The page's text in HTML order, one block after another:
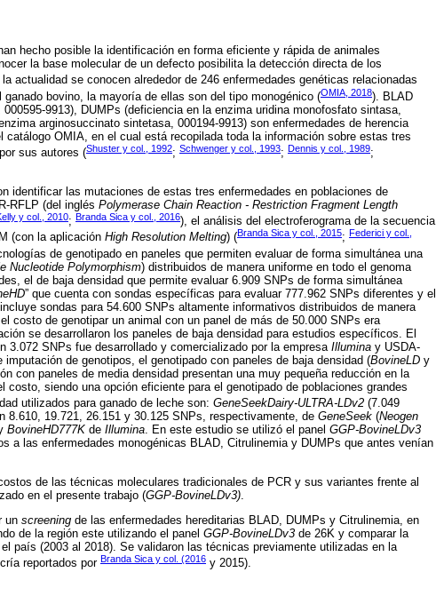
hecho posible la identificación en forma eficiente y rápida de animales
la base molecular de un defecto posibilita la detección directa de los
la actualidad se conocen alrededor de 246 enfermedades genéticas relacionadas
bovino, la mayoría de ellas son del tipo monogénico (OMIA, 2018). BLAD
9913), DUMPs (deficiencia en la enzima uridina monofosfato sintasa,
arginosuccinato sintetasa, 000194-9913) son enfermedades de herencia
OMIA, en el cual está recopilada toda la información sobre estas tres
sus autores (Shuster y col., 1992; Schwenger y col., 1993; Dennis y col., 1989;
identificar las mutaciones de estas tres enfermedades en poblaciones de
RFLP (del inglés Polymerase Chain Reaction - Restriction Fragment Length
y col., 2010; Branda Sica y col., 2016), el análisis del electroferograma de la secuencia
(con la aplicación High Resolution Melting) (Branda Sica y col., 2015; Federici y col.,
de genotipado en paneles que permiten evaluar de forma simultánea una
Nucleotide Polymorphism) distribuidos de manera uniforme en todo el genoma
el de baja densidad que permite evaluar 6.909 SNPs de forma simultánea
” que cuenta con sondas específicas para evaluar 777.962 SNPs diferentes y el
sondas para 54.600 SNPs altamente informativos distribuidos de manera
costo de genotipar un animal con un panel de más de 50.000 SNPs era
se desarrollaron los paneles de baja densidad para estudios específicos. El
3.072 SNPs fue desarrollado y comercializado por la empresa Illumina y USDA-
de genotipos, el genotipado con paneles de baja densidad (BovineLD y
con paneles de media densidad presentan una muy pequeña reducción en la
siendo una opción eficiente para el genotipado de poblaciones grandes
utilizados para ganado de leche son: GeneSeekDairy-ULTRA-LDv2 (7.049
8.610, 19.721, 26.151 y 30.125 SNPs, respectivamente, de GeneSeek (Neogen
BovineHD777K de Illumina. En este estudio se utilizó el panel GGP-BovineLDv3
a las enfermedades monogénicas BLAD, Citrulinemia y DUMPs que antes venían
de las técnicas moleculares tradicionales de PCR y sus variantes frente al
en el presente trabajo (GGP-BovineLDv3)
un screening de las enfermedades hereditarias BLAD, DUMPs y Citrulinemia, en
de la región este utilizando el panel GGP-BovineLDv3 de 26K y comparar la
país (2003 al 2018). Se validaron las técnicas previamente utilizadas en la
reportados por Branda Sica y col. (2016 y 2015).